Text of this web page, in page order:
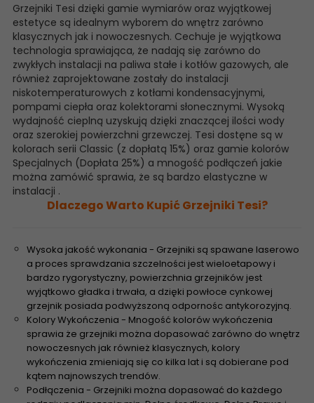
Grzejniki Tesi dzięki gamie wymiarów oraz wyjątkowej
estetyce są idealnym wyborem do wnętrz zarówno
klasycznych jak i nowoczesnych. Cechuje je wyjątkowa
technologia sprawiająca, że nadają się zarówno do
zwykłych instalacji na paliwa stałe i kotłów gazowych, ale
również zaprojektowane zostały do instalacji
niskotemperaturowych z kotłami kondensacyjnymi,
pompami ciepła oraz kolektorami słonecznymi. Wysoką
wydajność cieplną uzyskują dzięki znaczącej ilości wody
oraz szerokiej powierzchni grzewczej. Tesi dostęne są w
kolorach serii Classic (z dopłatą 15%) oraz gamie kolorów
Specjalnych (Dopłata 25%) a mnogość podłączeń jakie
można zamówić sprawia, że są bardzo elastyczne w
instalacji .
Dlaczego Warto Kupić Grzejniki Tesi?
Wysoka jakość wykonania - Grzejniki są spawane laserowo
a proces sprawdzania szczelności jest wieloetapowy i
bardzo rygorystyczny, powierzchnia grzejników jest
wyjątkowo gładka i trwała, a dzięki powłoce cynkowej
grzejnik posiada podwyższoną odpornośc antykorozyjną.
Kolory Wykończenia - Mnogość kolorów wykończenia
sprawia że grzejniki można dopasować zarówno do wnętrz
nowoczesnych jak również klasycznych, kolory
wykończenia zmieniają się co kilka lat i są dobierane pod
kątem najnowszych trendów.
Podłączenia - Grzejniki można dopasować do każdego